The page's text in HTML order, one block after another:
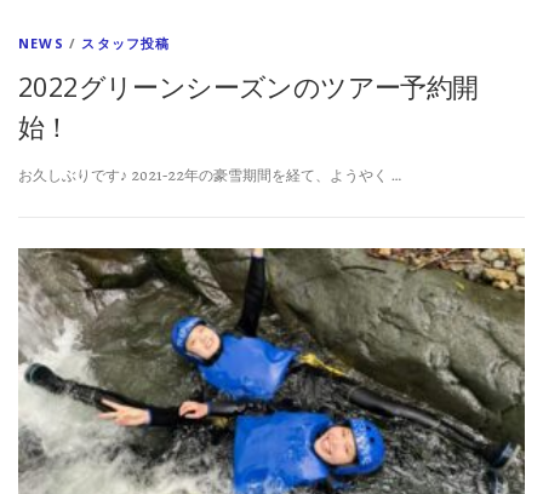
NEWS / スタッフ投稿
2022グリーンシーズンのツアー予約開
始！
お久しぶりです♪ 2021-22年の豪雪期間を経て、ようやく …